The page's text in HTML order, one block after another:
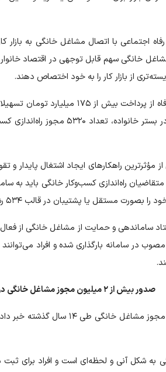
اجتماعی با اتصال مشاغل خانگی به
خانگی سهم قابل توجهی در اقتصاد
از بازار کار را به خود اختصاص دهند.
بهزاد سام دلیری ـ مدیرکل تعاون، کار
در راستای توسعه فعالیت‌های
راهکارهای ایجاد اشتغال پایدار و
راه‌اندازی کسب‌وکار خانگی باید به
در قالب ۵۳۴ رشته فعالیت مشاغل خانگی دریافت کنند.
ساماندهی و حمایت از مشاغل خانگی از
بود: ۵۳۴ شغل خانگی مصوب در سامانه بارگذاری شده و
صدور بیش از ۲ میلیون مجوز مشاغل خانگی در کشور
شکل آنی و لحظه‌ای است و افراد برای